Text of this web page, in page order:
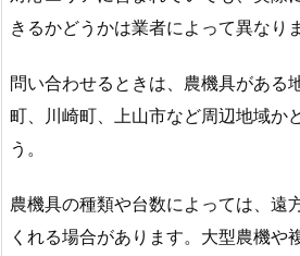
きるかどうかは業者によって異なり
問い合わせるときは、農機具がある
町、川崎町、上山市など周辺地域か
う。
農機具の種類や台数によっては、遠
くれる場合があります。大型農機や